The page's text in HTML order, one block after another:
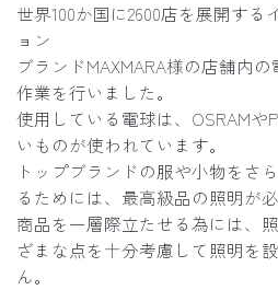
世界100か国に2600店を展開す
ョン
ブランドMAXMARA様の店舗内
作業を行いました。
使用している電球は、OSRAMや
いものが使われています。
トップブランドの服や小物をさ
るためには、最高級品の照明が必
商品を一層際立たせる為には、
ざまな点を十分考慮して照明を
ん。